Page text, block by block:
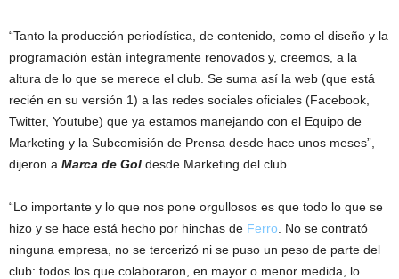
“Tanto la producción periodística, de contenido, como el diseño y la
programación están íntegramente renovados y, creemos, a la
altura de lo que se merece el club. Se suma así la web (que está
recién en su versión 1) a las redes sociales oficiales (Facebook,
Twitter, Youtube) que ya estamos manejando con el Equipo de
Marketing y la Subcomisión de Prensa desde hace unos meses”,
dijeron a Marca de Gol desde Marketing del club.
“Lo importante y lo que nos pone orgullosos es que todo lo que se
hizo y se hace está hecho por hinchas de Ferro . No se contrató
ninguna empresa, no se tercerizó ni se puso un peso de parte del
club: todos los que colaboraron, en mayor o menor medida, lo